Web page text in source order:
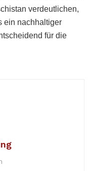
verdeutlichen,
ein nachhaltiger
für die